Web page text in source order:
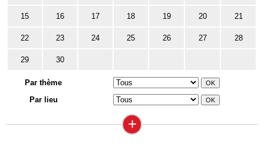
15 16 17 18 19 20 21
22 23 24 25 26 27 28
29 30
Par thème
Par lieu
+